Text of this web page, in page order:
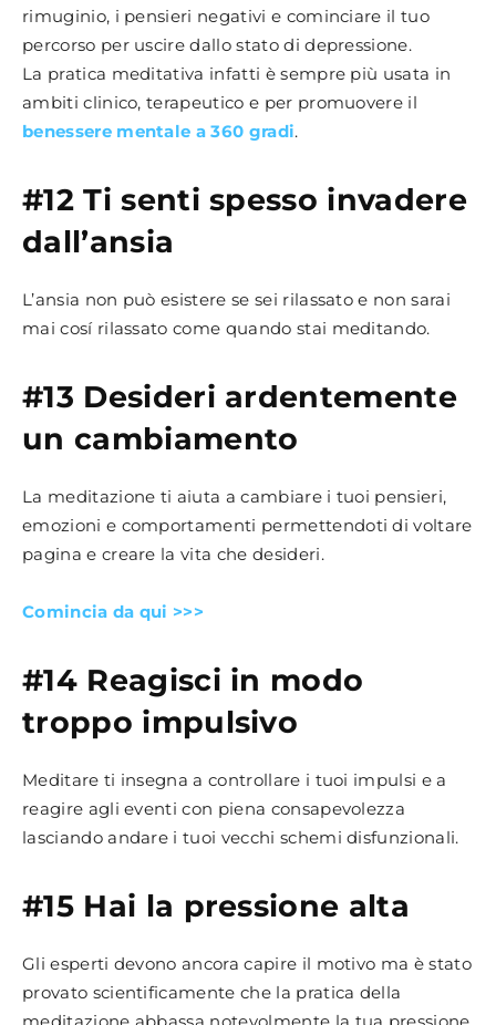
rimuginio, i pensieri negativi e cominciare il tuo
percorso per uscire dallo stato di depressione.
La pratica meditativa infatti è sempre più usata in
ambiti clinico, terapeutico e per promuovere il
benessere mentale a 360 gradi.
#12 Ti senti spesso invadere
dall’ansia
L’ansia non può esistere se sei rilassato e non sarai
mai cosí rilassato come quando stai meditando.
#13 Desideri ardentemente
un cambiamento
La meditazione ti aiuta a cambiare i tuoi pensieri,
emozioni e comportamenti permettendoti di voltare
pagina e creare la vita che desideri.
Comincia da qui >>>
#14 Reagisci in modo
troppo impulsivo
Meditare ti insegna a controllare i tuoi impulsi e a
reagire agli eventi con piena consapevolezza
lasciando andare i tuoi vecchi schemi disfunzionali.
#15 Hai la pressione alta
Gli esperti devono ancora capire il motivo ma è stato
provato scientificamente che la pratica della